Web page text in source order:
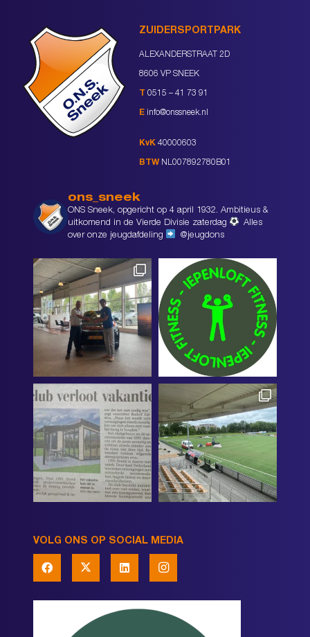
ZUIDERSPORTPARK
ALEXANDERSTRAAT 2D
8606 VP SNEEK
T 0515 – 41 73 91
E info@onssneek.nl
KvK 40000603
BTW NL007892780B01
ons_sneek
ONS Sneek, opgericht op 4 april 1932. Ambitieus &
uitkomend in de Vierde Divisie zaterdag
Alles
over onze jeugdafdeling
@jeugdons
VOLG ONS OP SOCIAL MEDIA